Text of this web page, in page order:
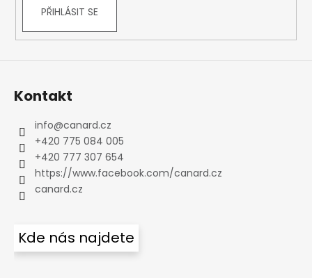
PŘIHLÁSIT SE
Kontakt
info@canard.cz
+420 775 084 005
+420 777 307 654
https://www.facebook.com/canard.cz
canard.cz
Kde nás najdete